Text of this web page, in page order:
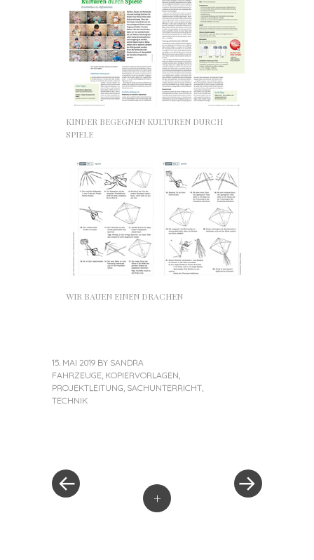
KINDER BEGEGNEN KULTUREN DURCH
SPIELE
WIR BAUEN EINEN DRACHEN
15. MAI 2019 BY SANDRA
FAHRZEUGE KOPIERVORLAGEN
PROJEKTLEITUNG SACHUNTERRICHT
TECHNIK
+